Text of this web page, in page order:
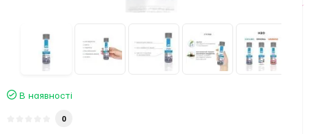
В наявності
0